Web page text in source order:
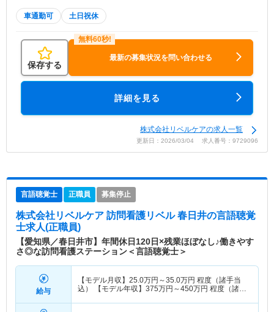
車通勤可 土日祝休
保存する
最新の募集状況を問い合わせる
詳細を見る
株式会社リベルケアの求人一覧
更新日：2026/03/04 求人番号：9729096
言語聴覚士 正職員 募集停止
株式会社リベルケア 訪問看護リベル 春日井の言語聴覚
士求人(正職員)
【愛知県／春日井市】年間休日120日×残業ほぼなし♪働きやす
さ◎な訪問看護ステーション＜言語聴覚士＞
給与
【モデル月収】 25.0万円～35.0万円 程度（諸手当
込） 【モデル年収】 375万円～450万円 程度（諸手